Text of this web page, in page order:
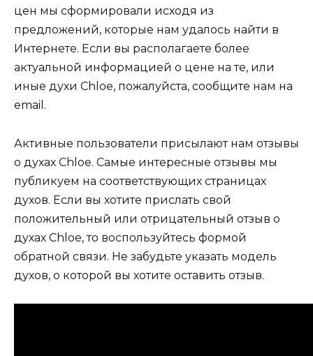
цен мы сформировали исходя из
предложений, которые нам удалось найти в
Интернете. Если вы располагаете более
актуальной информацией о цене на те, или
иные духи Chloe, пожалуйста, сообщите нам на
email.
Активные пользователи присылают нам отзывы
о духах Chloe. Самые интересные отзывы мы
публикуем на соответствующих страницах
духов. Если вы хотите прислать свой
положительный или отрицательный отзыв о
духах Chloe, то воспользуйтесь формой
обратной связи. Не забудьте указать модель
духов, о которой вы хотите оставить отзыв.